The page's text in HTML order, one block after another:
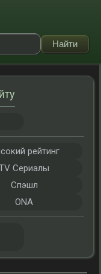
рейтинг
Сериалы
Спэшл
ONA